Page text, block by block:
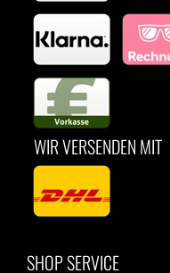
WIR VERSENDEN MIT
SHOP SERVICE